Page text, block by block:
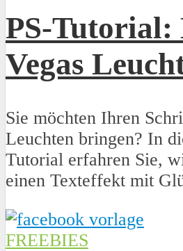
PS-Tutorial:
Vegas
Sie möchten Ihren
Leuchten bringen? In
Tutorial erfahren Sie,
einen Texteffekt mit
FREEBIES